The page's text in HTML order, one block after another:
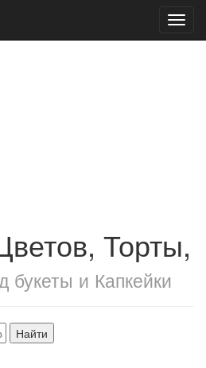
Торты,
букеты и Капкейки
Найти